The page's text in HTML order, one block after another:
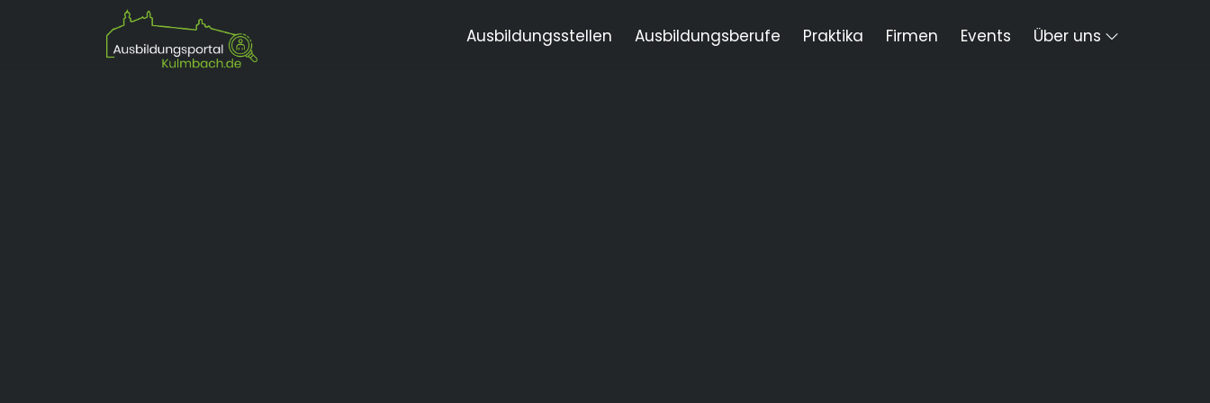
Ausbildungsstellen Ausbildungsberufe Praktika Firmen Events Über uns